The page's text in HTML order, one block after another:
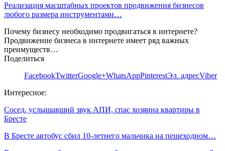
Реализация масштабных проектов продвижения бизнесов
любого размера инструментами…
Почему бизнесу необходимо продвигаться в интернете?
Продвижение бизнеса в интернете имеет ряд важных
преимуществ…
Поделиться
FacebookTwitterGoogle+WhatsAppPinterestЭл. адресViber
Интересное:
Сосед, услышавший звук АПИ, спас хозяина квартиры в
Бресте
В Бресте автобус сбил 10-летнего мальчика на пешеходном…